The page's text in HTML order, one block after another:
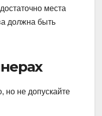
места
должна быть
но не допускайте